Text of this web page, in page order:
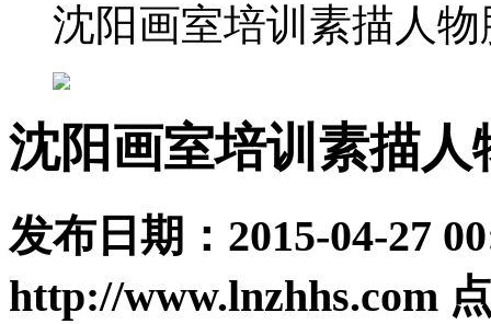
沈阳画室培训素描人物
沈阳画室培训素描人
发布日期： 2015-04-27
http://www.lnzhhs.com